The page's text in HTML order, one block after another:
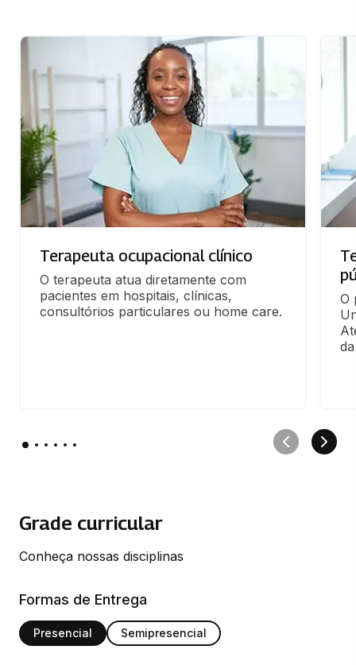
Terapeuta ocupacional clínico
O terapeuta atua diretamente com
pacientes em hospitais, clínicas,
consultórios particulares ou home care.
O
Grade curricular
Conheça nossas disciplinas
Formas de Entrega
Presencial Semipresencial